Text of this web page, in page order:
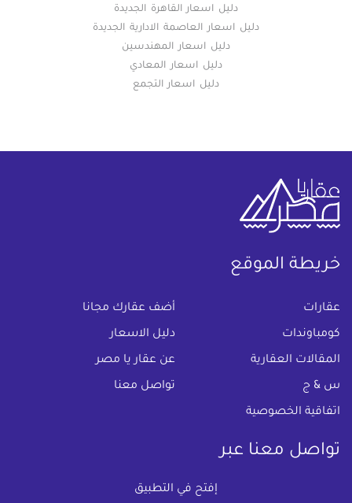
إفتح في التطبيق
دليل اسعار القاهرة الجديدة
دليل اسعار العاصمة الادارية الجديدة
دليل اسعار المهندسين
دليل اسعار المعادي
دليل اسعار التجمع
خريطة الموقع
عقارات أضف عقارك مجانا
كومباوندات دليل الاسعار
المقالات العقارية عن عقار يا مصر
س & ج تواصل معنا
اتفاقية الخصوصية
تواصل معنا عبر
info@aqaryamasr.com